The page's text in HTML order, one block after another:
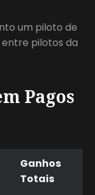
um piloto de
pilotos da
Pagos
Ganhos
Totais